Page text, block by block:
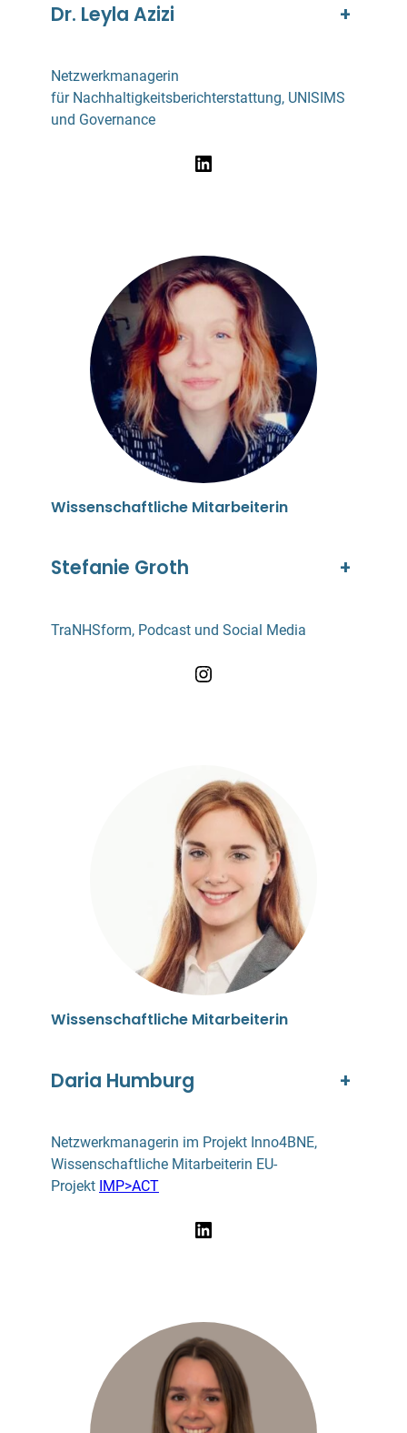
Dr. Leyla Azizi +
Netzwerkmanagerin
für Nachhaltigkeitsberichterstattung, UNISIMS
und Governance
LinkedIn
Wissenschaftliche Mitarbeiterin
Stefanie Groth +
TraNHSform, Podcast und Social Media
Instagram
Wissenschaftliche Mitarbeiterin
Daria Humburg +
Netzwerkmanagerin im Projekt Inno4BNE,
Wissenschaftliche Mitarbeiterin EU-
Projekt IMP>ACT
LinkedIn